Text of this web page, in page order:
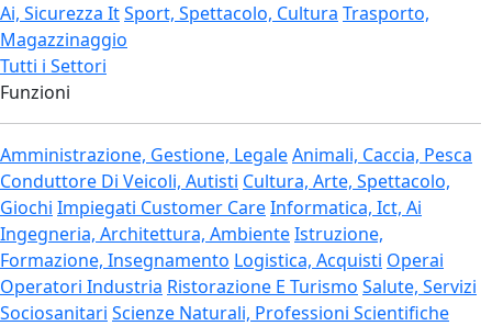
Ai, Sicurezza ItSport, Spettacolo, Cultura Trasporto,
Magazzinaggio
Tutti i Settori
Funzioni
Amministrazione, Gestione, LegaleAnimali, Caccia, Pesca
Conduttore Di Veicoli, Autisti Cultura, Arte, Spettacolo,
Giochi Impiegati Customer CareInformatica, Ict, Ai
Ingegneria, Architettura, AmbienteIstruzione,
Formazione, Insegnamento Logistica, Acquisti Operai
Operatori Industria Ristorazione E Turismo Salute, Servizi
Sociosanitari Scienze Naturali, Professioni Scientifiche